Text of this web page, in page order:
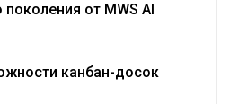
от MWS AI
канбан-досок